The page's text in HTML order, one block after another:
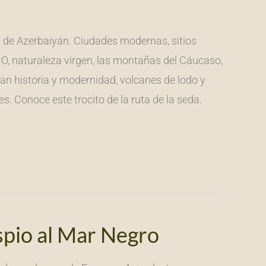
Azerbaiyán. Ciudades modernas, sitios
naturaleza virgen, las montañas del Cáucaso,
historia y modernidad, volcanes de lodo y
Conoce este trocito de la ruta de la seda.
al Mar Negro